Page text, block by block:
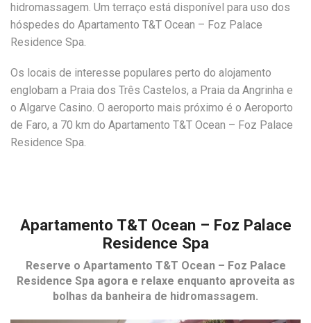
hidromassagem. Um terraço está disponível para uso dos
hóspedes do Apartamento T&T Ocean – Foz Palace
Residence Spa.
Os locais de interesse populares perto do alojamento
englobam a Praia dos Três Castelos, a Praia da Angrinha e
o Algarve Casino. O aeroporto mais próximo é o Aeroporto
de Faro, a 70 km do Apartamento T&T Ocean – Foz Palace
Residence Spa.
Apartamento T&T Ocean – Foz Palace
Residence Spa
Reserve o Apartamento T&T Ocean – Foz Palace
Residence Spa agora e relaxe enquanto aproveita as
bolhas da banheira de hidromassagem.